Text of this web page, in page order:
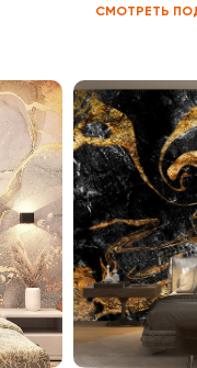
СМОТРЕТЬ